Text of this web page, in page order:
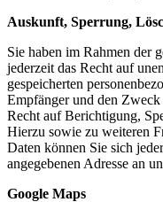
Auskunft, Sperrung,
Sie haben im Rahmen der
jederzeit das Recht auf
gespeicherten
Empfänger und den
Recht auf Berichtigung,
Hierzu sowie zu weiteren
Daten können Sie sich
angegebenen Adresse an
Google Maps